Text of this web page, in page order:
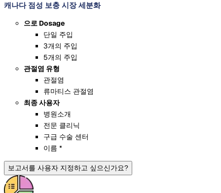
캐나다 점성 보충 시장 세분화
으로 Dosage
단일 주입
3개의 주입
5개의 주입
관절염 유형
관절염
류마티스 관절염
최종 사용자
병원소개
전문 클리닉
구급 수술 센터
이름 *
보고서를 사용자 지정하고 싶으신가요?